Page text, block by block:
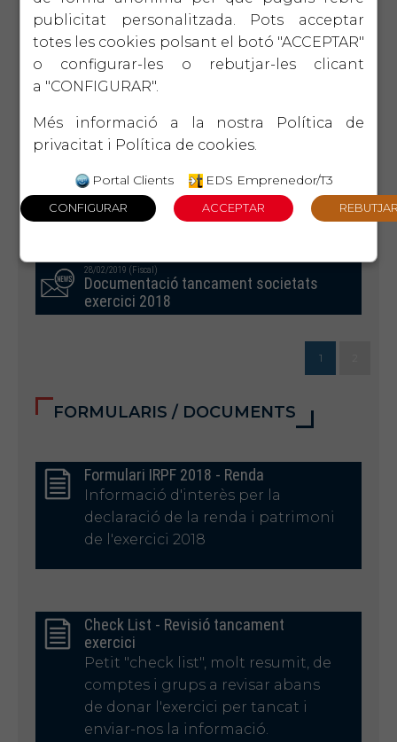
20/03/2019 (Fiscal)
Notificacions electròniques en l’àmbit
de l’Agència Tributària de Catalunya i
BASE Gestió Ingressos Diputació
08/03/2019 (Fiscal)
Model 720 - Obligació d'informar sobre
béns i drets a l'estranger 2018
28/02/2019 (Fiscal)
Documentació tancament societats
exercici 2018
1
FORMULARIS / DOCUMENTS
Formulari IRPF 2018 - Renda
Informació d'interès per la
declaració de la renda i patrimoni
de l'exercici 2018
Check List - Revisió tancament
exercici
Petit "check list", molt resumit, de
comptes i grups a revisar abans
de donar l'exercici per tancat i
enviar-nos la informació.
publicitat personalitzada. Pots acceptar
totes les cookies polsant el botó "ACCEPTAR"
o configurar-les o rebutjar-les clicant
a "CONFIGURAR".
Més informació a la nostra
Política de
privacitat i Política de cookies.
Portal Clients EDS Emprenedor/T3